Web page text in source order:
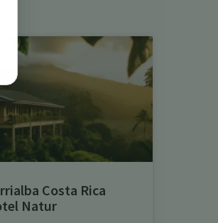
Costa Rica
Natur